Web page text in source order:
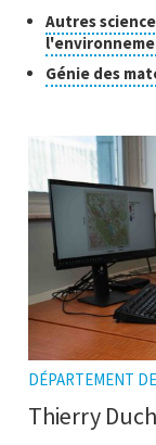
Classes
recherche
Autres
Génie des
DÉPARTEMENT
Thierry